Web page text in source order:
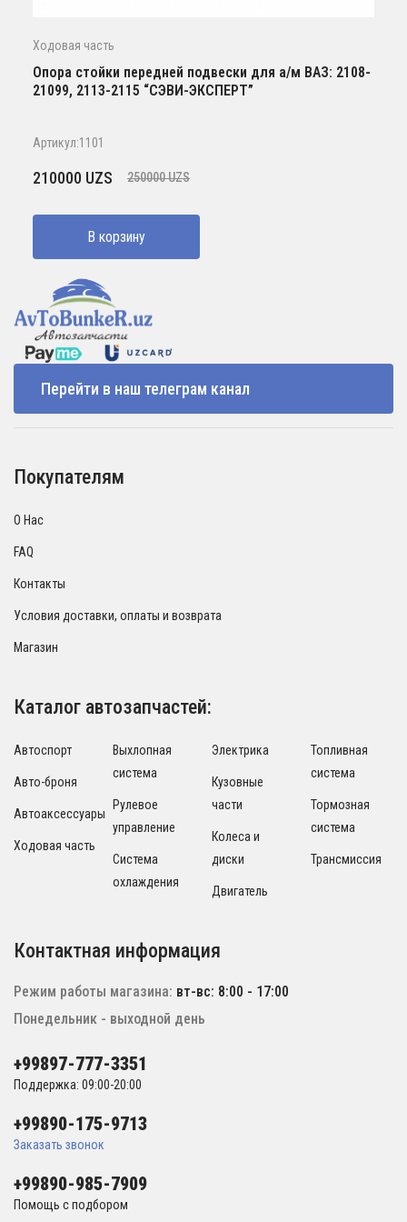
Ходовая часть
Опора стойки передней подвески для а/м ВАЗ: 2108-
21099, 2113-2115 “СЭВИ-ЭКСПЕРТ”
Артикул:1101
250000UZS
Первоначальная
составляла
250000 UZS.
210000 UZS
Текущая
210000 UZS.
В корзину
Перейти в наш телеграм канал
Покупателям
О Нас
FAQ
Контакты
Условия доставки, оплаты и возврата
Магазин
Каталог автозапчастей:
Автоспорт
Авто-броня
Автоаксессуары
Ходовая часть
Выхлопная
система
Рулевое
управление
Система
охлаждения
Электрика
Кузовные
части
Колеса и
диски
Двигатель
Топливная
система
Тормозная
система
Трансмиссия
Контактная информация
Режим работы магазина: вт-вс: 8:00 - 17:00
Понедельник - выходной день
+99897-777-3351
Поддержка: 09:00-20:00
+99890-175-9713
Заказать звонок
+99890-985-7909
Помощь с подбором